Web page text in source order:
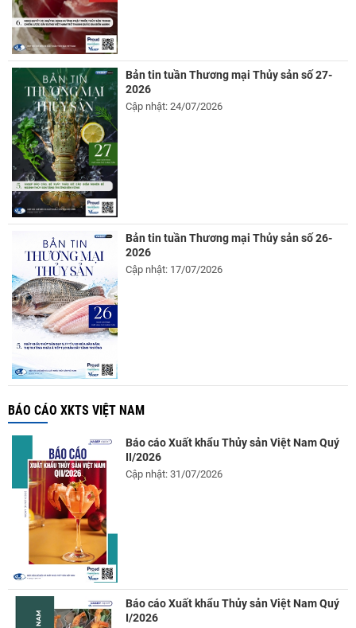
Bản tin tuần Thương mại Thủy sản số 27-
2026
Cập nhật: 24/07/2026
Bản tin tuần Thương mại Thủy sản số 26-
2026
Cập nhật: 17/07/2026
BÁO CÁO XKTS VIỆT NAM
Báo cáo Xuất khẩu Thủy sản Việt Nam Quý
II/2026
Cập nhật: 31/07/2026
Báo cáo Xuất khẩu Thủy sản Việt Nam Quý
I/2026